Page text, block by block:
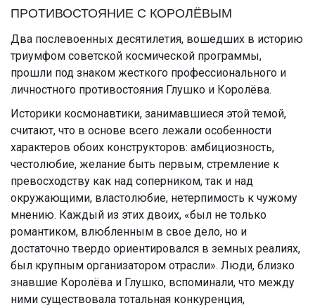
ПРОТИВОСТОЯНИЕ С КОРОЛЁВЫМ
Два послевоенных десятилетия, вошедших в историю
триумфом советской космической программы,
прошли под знаком жесткого профессионального и
личностного противостояния Глушко и Королёва.
Историки космонавтики, занимавшиеся этой темой,
считают, что в основе всего лежали особенности
характеров обоих конструкторов: амбициозность,
честолюбие, желание быть первым, стремление к
превосходству как над соперником, так и над
окружающими, властолюбие, нетерпимость к чужому
мнению. Каждый из этих двоих, «был не только
романтиком, влюбленным в свое дело, но и
достаточно твердо ориентировался в земных реалиях,
был крупным организатором отрасли». Люди, близко
знавшие Королёва и Глушко, вспоминали, что между
ними существовала тотальная конкуренция,